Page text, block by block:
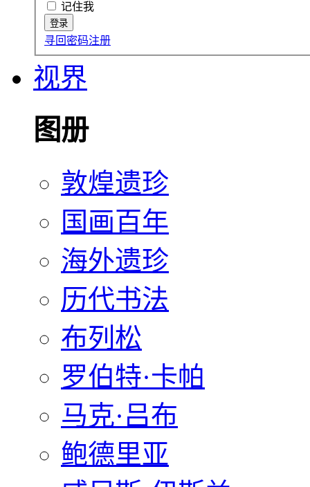
记住我
寻回密码注册
视界
图册
敦煌遗珍
国画百年
海外遗珍
历代书法
布列松
罗伯特·卡帕
马克·吕布
鲍德里亚